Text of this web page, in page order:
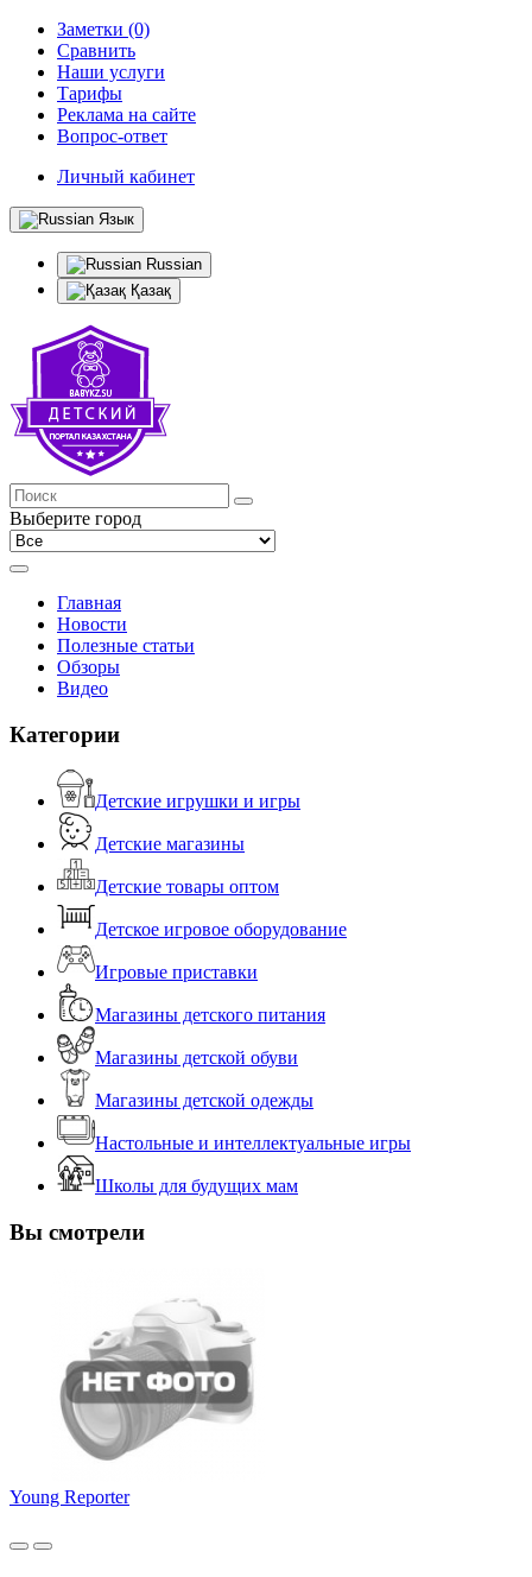
Заметки (0)
Сравнить
Наши услуги
Тарифы
Реклама на сайте
Вопрос-ответ
Личный кабинет
Язык
Russian
Қазақ
Выберите город
Главная
Новости
Полезные статьи
Обзоры
Видео
Категории
Детские игрушки и игры
Детские магазины
Детские товары оптом
Детское игровое оборудование
Игровые приставки
Магазины детского питания
Магазины детской обуви
Магазины детской одежды
Настольные и интеллектуальные игры
Школы для будущих мам
Вы смотрели
Young Reporter